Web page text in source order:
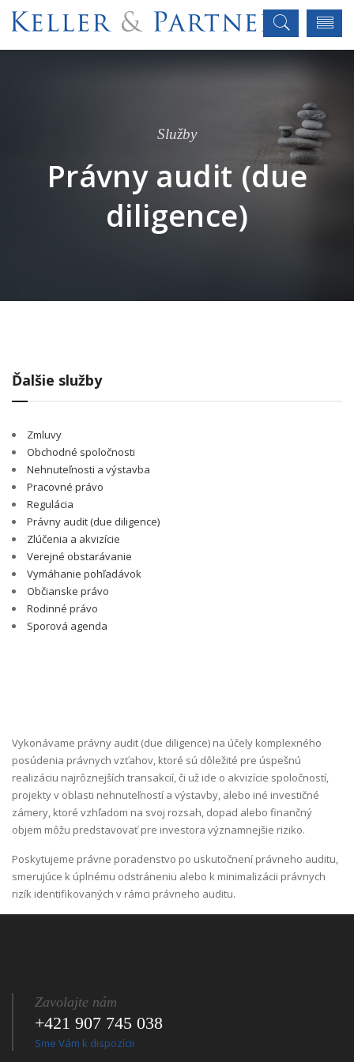
Služby
Právny audit (due
diligence)
Ďalšie služby
Zmluvy
Obchodné spoločnosti
Nehnuteľnosti a výstavba
Pracovné právo
Regulácia
Právny audit (due diligence)
Zlúčenia a akvizície
Verejné obstarávanie
Vymáhanie pohľadávok
Občianske právo
Rodinné právo
Sporová agenda
Vykonávame právny audit (due diligence) na účely komplexného
posúdenia právnych vzťahov, ktoré sú dôležité pre úspešnú
realizáciu najrôznejších transakcií, či už ide o akvizície spoločností,
projekty v oblasti nehnuteľností a výstavby, alebo iné investičné
zámery, ktoré vzhľadom na svoj rozsah, dopad alebo finančný
objem môžu predstavovať pre investora významnejšie riziko.
Poskytujeme právne poradenstvo po uskutočnení právneho auditu,
smerujúce k úplnému odstráneniu alebo k minimalizácii právnych
rizík identifikovaných v rámci právneho auditu.
Zavolajte nám
+421 907 745 038
Sme Vám k dispozícii